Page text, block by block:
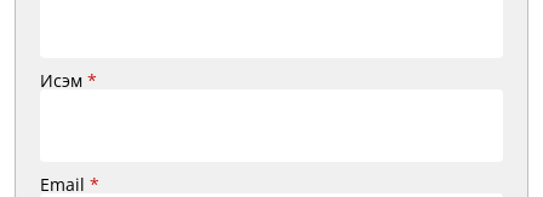
Исэм *
Email *